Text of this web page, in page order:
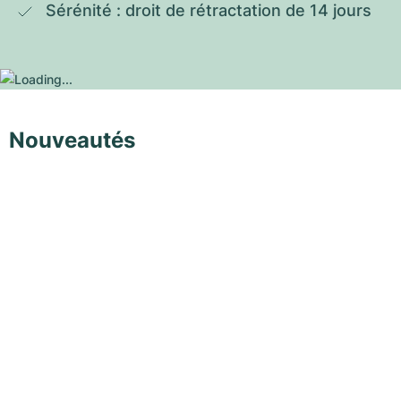
Sérénité : droit de rétractation de 14 jours
Nouveautés